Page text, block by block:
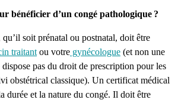
bénéficier d’un congé pathologique ?
soit prénatal ou postnatal, doit être
traitantou votre gynécologue (et non une
pas du droit de prescription pour les
obstétrical classique). Un certificat médical
durée et la nature du congé. Il doit être